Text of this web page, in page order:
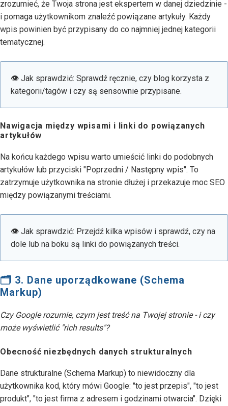
zrozumieć, że Twoja strona jest ekspertem w danej dziedzinie -
i pomaga użytkownikom znaleźć powiązane artykuły. Każdy
wpis powinien być przypisany do co najmniej jednej kategorii
tematycznej.
👁 Jak sprawdzić: Sprawdź ręcznie, czy blog korzysta z
kategorii/tagów i czy są sensownie przypisane.
Nawigacja między wpisami i linki do powiązanych
artykułów
Na końcu każdego wpisu warto umieścić linki do podobnych
artykułów lub przyciski "Poprzedni / Następny wpis". To
zatrzymuje użytkownika na stronie dłużej i przekazuje moc SEO
między powiązanymi treściami.
👁 Jak sprawdzić: Przejdź kilka wpisów i sprawdź, czy na
dole lub na boku są linki do powiązanych treści.
🗂 3. Dane uporządkowane (Schema
Markup)
Czy Google rozumie, czym jest treść na Twojej stronie - i czy
może wyświetlić "rich results"?
Obecność niezbędnych danych strukturalnych
Dane strukturalne (Schema Markup) to niewidoczny dla
użytkownika kod, który mówi Google: "to jest przepis", "to jest
produkt", "to jest firma z adresem i godzinami otwarcia". Dzięki